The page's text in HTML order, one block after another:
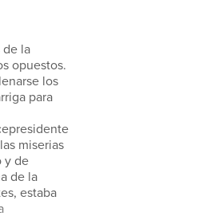
de la
opuestos.
los
para
miserias
y de
de la
estaba